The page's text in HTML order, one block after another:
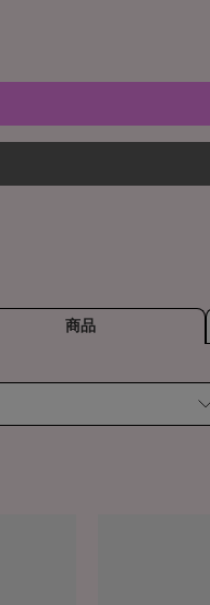
商品